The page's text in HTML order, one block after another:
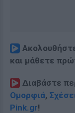
και μάθετε
Διαβάστε
Ομορφιά,
Pink.gr!